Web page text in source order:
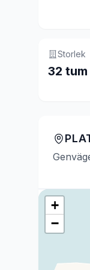
Storlek
32 tum
+
−